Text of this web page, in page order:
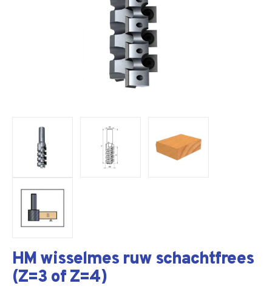
HM wisselmes ruw schachtfrees
(Z=3 of Z=4)